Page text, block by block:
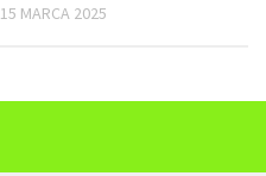
15 MARCA 2025